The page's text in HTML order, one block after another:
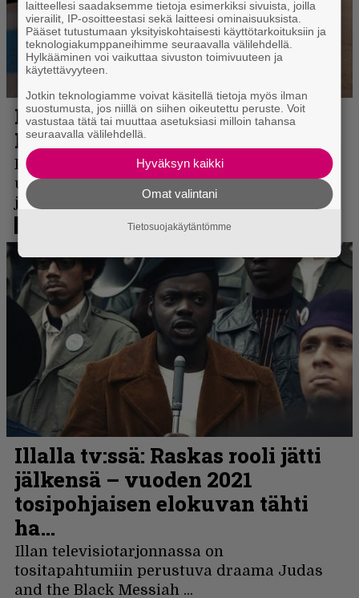
laitteellesi saadaksemme tietoja esimerkiksi sivuista, joilla
vierailit, IP-osoitteestasi sekä laitteesi ominaisuuksista.
Pääset tutustumaan yksityiskohtaisesti käyttötarkoituksiin ja
teknologiakumppaneihimme seuraavalla välilehdellä.
Hylkääminen voi vaikuttaa sivuston toimivuuteen ja
käytettävyyteen.
Jotkin teknologiamme voivat käsitellä tietoja myös ilman
suostumusta, jos niillä on siihen oikeutettu peruste. Voit
vastustaa tätä tai muuttaa asetuksiasi milloin tahansa
seuraavalla välilehdellä.
Hyväksyn kaikki
Omat valintani
Tietosuojakäytäntömme